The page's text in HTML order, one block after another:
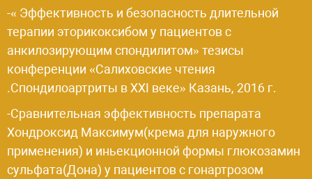
-« Эффективность и безопасность длительной
терапии эторикоксибом у пациентов с
анкилозирующим спондилитом» тезисы
конференции «Салиховские чтения
.Спондилоартриты в XXI веке» Казань, 2016 г.
-Сравнительная эффективность препарата
Хондроксид Максимум(крема для наружного
применения) и иньекционной формы глюкозамин
сульфата(Дона) у пациентов с гонартрозом